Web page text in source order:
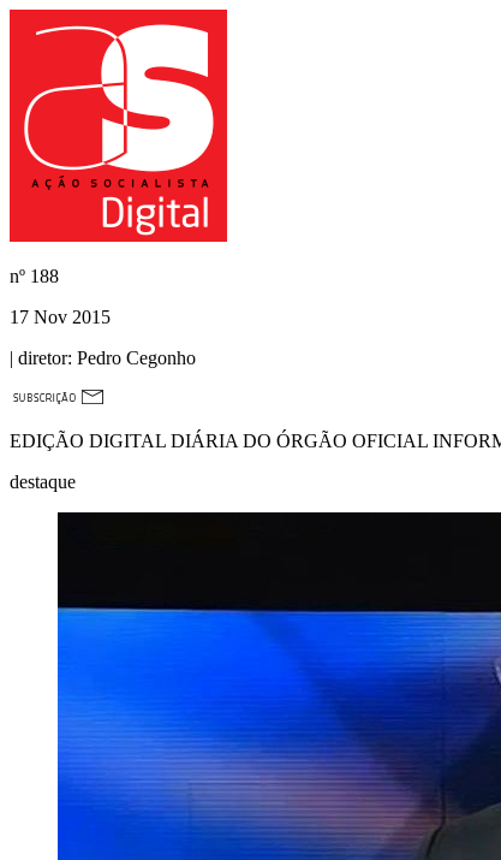
nº 188
17 Nov 2015
| diretor: Pedro Cegonho
EDIÇÃO DIGITAL DIÁRIA DO ÓRGÃO OFICIAL
destaque